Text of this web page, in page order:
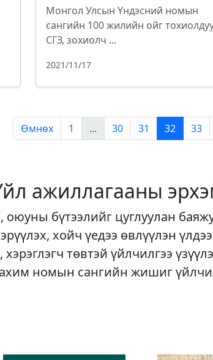
Монгол Улсын Үндэсний номын
сангийн 100 жилийн ойг
СГЗ, зохиолч ...
2021/11/17
Өмнөх 1 ... 30 31 32 33
ажиллагааны
бүтээлийг цуглуулан
хойч үедээ өвлүүлэн
хэрэглэгч төвтэй үйлчилгээ
номын сангийн жишиг